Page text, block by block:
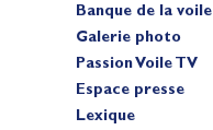
Banque de la voile
Galerie photo
Passion Voile TV
Espace presse
Lexique